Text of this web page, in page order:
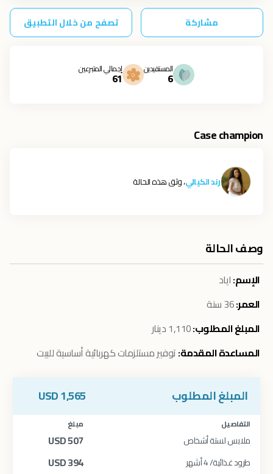
مشاركة تصفح من خلال التطبيق
المستفيدين
6
إجمالي المتبرعين
61
Case champion
رند الكيالي، وثق هذه الحالة
وصف الحالة
الإسم:اياد
العمر:36 سنة
المبلغ المطلوب:1,110 دينار
المساعدة المقدمة:توفير مستلزمات كهربائية أساسية للبيت
المبلغ المطلوب 1,565
USD
التفاصيل مبلغ
ملابس لستة أشخاص 507
USD
طرود غذائية/ 4 أشهر 394
USD